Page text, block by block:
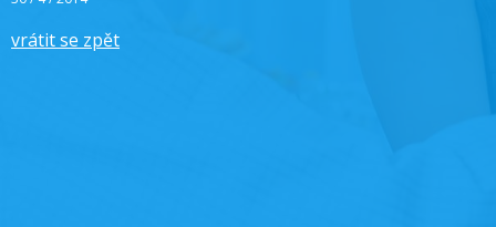
vrátit se zpět